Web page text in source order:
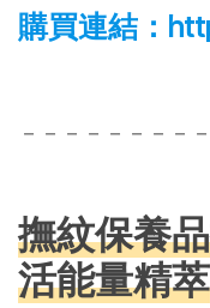
購買連結：
－－－－－－－－
撫紋保養
活能量精萃